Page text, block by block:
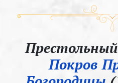
Покров